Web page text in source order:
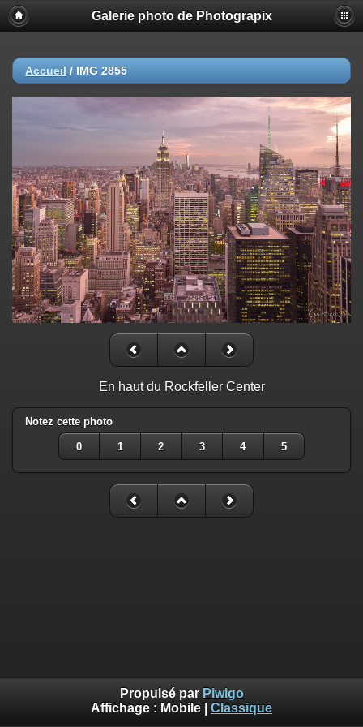
Galerie photo de Photograpix
Accueil / IMG 2855
En haut du Rockfeller Center
Notez cette photo
0 1 2 3 4 5
Propulsé par Piwigo
Affichage : Mobile Classique